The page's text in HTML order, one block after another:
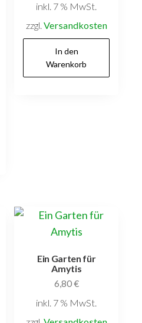
inkl. 7 % MwSt.
zzgl. Versandkosten
In den
Warenkorb
Ein Garten für
Amytis
6,80€
inkl. 7 % MwSt.